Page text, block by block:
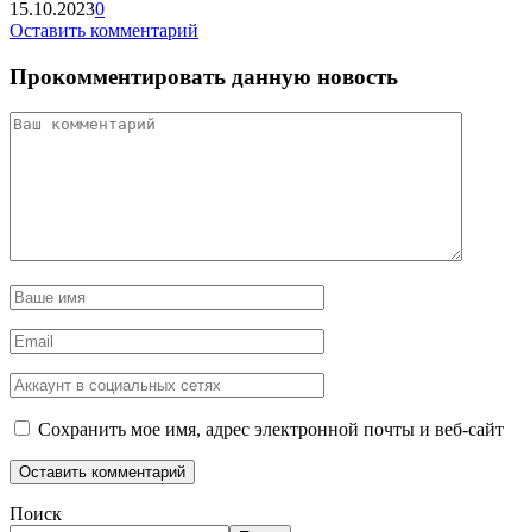
15.10.20230
Оставить комментарий
Прокомментировать данную новость
Сохранить мое имя, адрес электронной почты и веб-
Поиск